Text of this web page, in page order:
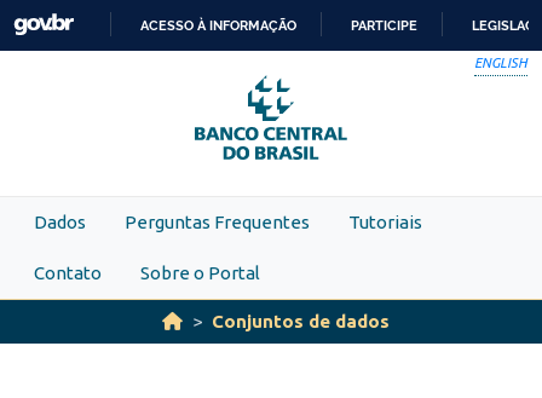
Skip to main content
PARA
O
CONTEÚDO
ACESSO À INFORMAÇÃO PARTICIPE
ENGLISH
Dados Perguntas Frequentes Tutoriais
Contato Sobre o Portal
Conjuntos de dados